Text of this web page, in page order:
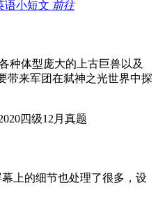
语小短文 前往
种体型庞大的上古巨兽以及
带来军团在弑神之光世界中探
上的细节也处理了很多，设